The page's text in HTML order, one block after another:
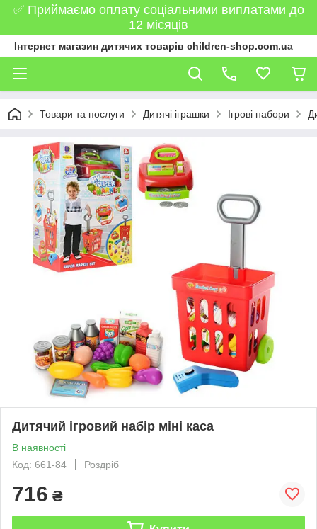
✅ Приймаємо оплату соціальними виплатами до
12 місяців
Інтернет магазин дитячих товарів children-shop.com.ua
Товари та послуги Дитячі іграшки Ігрові набори
Дитячий ігровий набір міні каса
В наявності
Код: 661-84
Роздріб
716 ₴